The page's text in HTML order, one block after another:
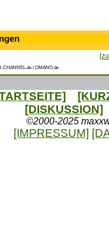
CHANNEL.de / OMANO.de
[DISKUSSION]
©2000-2025
[IMPRESSUM]